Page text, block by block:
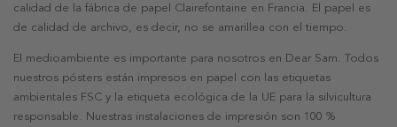
calidad de la fábrica de papel Clairefontaine en Francia. El papel es
de calidad de archivo, es decir, no se amarillea con el tiempo.
El medioambiente es importante para nosotros en Dear Sam. Todos
nuestros pósters están impresos en papel con las etiquetas
ambientales FSC y la etiqueta ecológica de la UE para la silvicultura
responsable. Nuestras instalaciones de impresión son 100 %